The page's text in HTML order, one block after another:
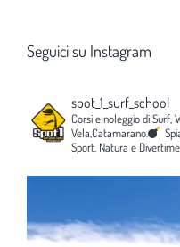
Seguici su Instagram
spot_1_surf_school
Corsi e noleggio di Surf,
Vela,Catamarano.
Sport, Natura e